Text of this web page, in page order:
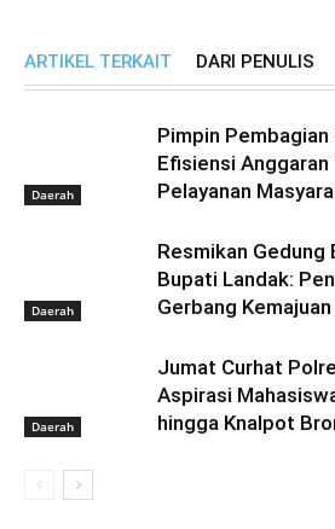
ARTIKEL TERKAIT DARI PENULIS
Daerah
Pimpin
Efisiensi
Pelayanan
Daerah
Resmikan Gedung
Bupati Landak:
Gerbang Kemajuan
Daerah
Jumat Curhat
Aspirasi
hingga Knalpot